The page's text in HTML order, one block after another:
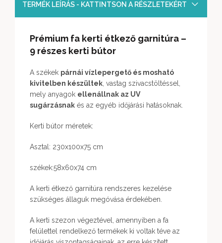
TERMÉK LEÍRÁS - KATTINTSON A RÉSZLETEKÉRT
Prémium fa kerti étkező garnitúra –
9 részes kerti bútor
A székek párnái vízlepergető és mosható
kivitelben készültek , vastag szivacstöltéssel,
mely anyagok ellenállnak az UV
sugárzásnak és az egyéb időjárási hatásoknak.
Kerti bútor méretek:
Asztal: 230x100x75 cm
székek:58x60x74 cm
A kerti étkező garnitúra rendszeres kezelése
szükséges állaguk megóvása érdekében.
A kerti szezon végeztével, amennyiben a fa
felülettel rendelkező termékek ki voltak téve az